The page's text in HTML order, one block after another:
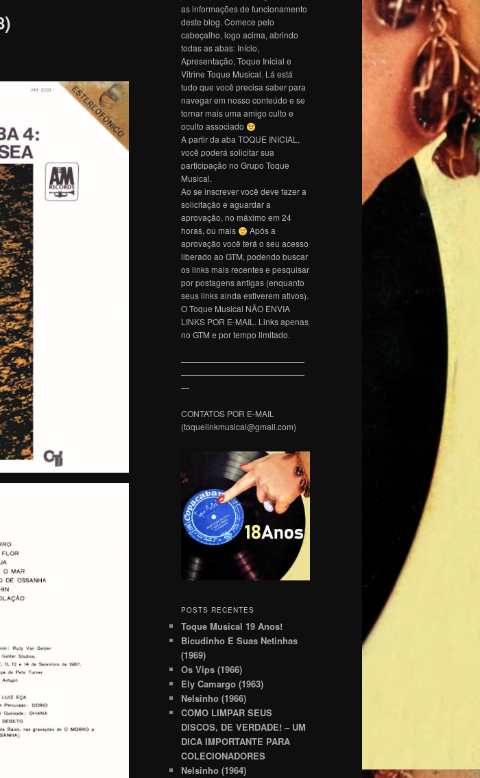
as informações de funcionamento
deste blog. Comece pelo
cabeçalho, logo acima, abrindo
todas as abas: Início,
Apresentação, Toque Inicial e
Vitrine Toque Musical. Lá está
tudo que você precisa saber para
navegar em nosso conteúdo e se
tornar mais uma amigo culto e
oculto associado
A partir da aba TOQUE INICIAL,
você poderá solicitar sua
participação no Grupo Toque
Musical.
Ao se inscrever você deve fazer a
solicitação e aguardar a
aprovação, no máximo em 24
horas, ou mais
Após a
aprovação você terá o seu acesso
liberado ao GTM, podendo buscar
os links mais recentes e pesquisar
por postagens antigas (enquanto
seus links ainda estiverem ativos).
O Toque Musical NÃO ENVIA
LINKS POR E-MAIL. Links apenas
no GTM e por tempo limitado.
———————————————
———————————————
—
CONTATOS POR E-MAIL
(toquelinkmusical@gmail.com)
POSTS RECENTES
Toque Musical 19 Anos!
Bicudinho E Suas Netinhas
(1969)
Os Vips (1966)
Ely Camargo (1963)
Nelsinho (1966)
COMO LIMPAR SEUS
DISCOS, DE VERDADE! – UM
DICA IMPORTANTE PARA
COLECIONADORES
Nelsinho (1964)